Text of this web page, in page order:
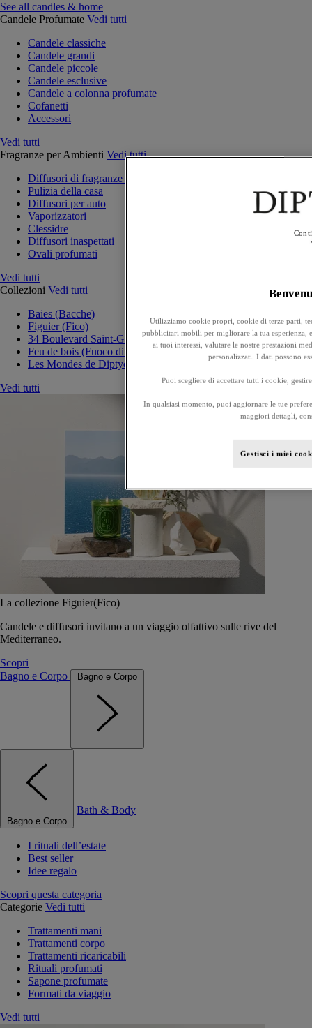
See all candles & home
Candele Profumate Vedi tutti
Candele classiche
Candele grandi
Candele piccole
Candele esclusive
Candele a colonna profumate
Cofanetti
Accessori
Vedi tutti
Fragranze per Ambienti Vedi tutti
Diffusori di fragranze per la casa
Pulizia della casa
Diffusori per auto
Vaporizzatori
Clessidre
Diffusori inaspettati
Ovali profumati
Vedi tutti
Collezioni Vedi tutti
Baies (Bacche)
Figuier (Fico)
34 Boulevard Saint-Germain
Feu de bois (Fuoco di legna)
Les Mondes de Diptyque
Vedi tutti
La collezione Figuier(Fico)
Candele e diffusori invitano a un viaggio olfattivo sulle rive del
Mediterraneo.
Scopri
Bagno e Corpo
Bagno e Corpo
Bagno e Corpo
Bath & Body
I rituali dell’estate
Best seller
Idee regalo
Scopri questa categoria
Categorie Vedi tutti
Trattamenti mani
Trattamenti corpo
Trattamenti ricaricabili
Rituali profumati
Sapone profumate
Formati da viaggio
Vedi tutti
Utilizziamo cookie propri, cookie di terze parti,
pubblicitari mobili per migliorare la tua esperienza,
ai tuoi interessi, valutare le nostre prestazioni
personalizzati. I dati possono
Puoi scegliere di accettare tutti i cookie,
In qualsiasi momento, puoi aggiornare le tue
maggiori dettagli,
Gestisci i miei